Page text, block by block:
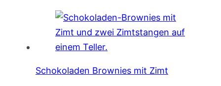
Schokoladen Brownies mit Zimt